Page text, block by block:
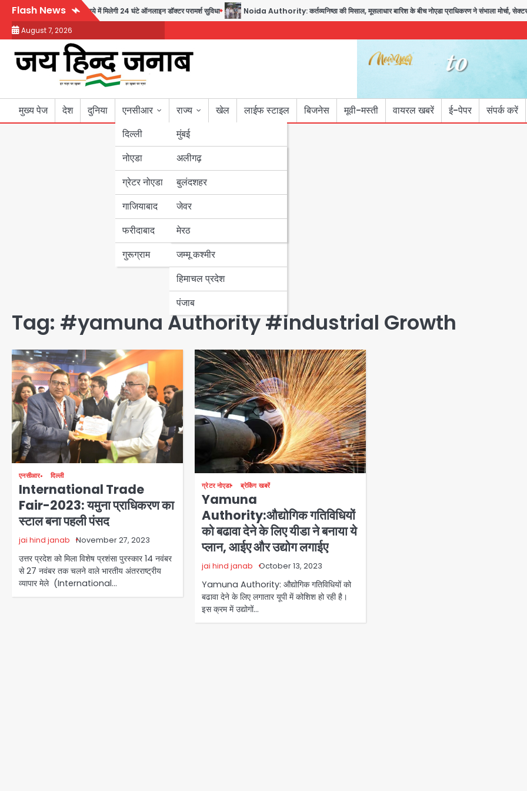
Skip
content
Flash News
पहल, अब सिर्फ 30 रुपये में मिलेगी 24 घंटे ऑनलाइन डॉक्टर परामर्श सुविधा Noida Authority: कर्तव्यनिष्ठा की मिसाल, मूसलाधार बारिश के बीच नोएडा प्राधिकरण ने संभाला मोर्चा, सेक्टर
August 7, 2026
मुख्य पेज देश दुनिया
एनसीआर
दिल्ली
नोएडा
ग्रेटर नोएडा
गाजियाबाद
फरीदाबाद
गुरूग्राम
राज्य
मुंबई
उत्तर प्रदेश
अलीगढ़
बुलंदशहर
जेवर
मेरठ
बिहार
पंजाब
हरियाणा
जम्मू कश्मीर
हिमाचल प्रदेश
पंजाब
खेल लाईफ स्टाइल बिजनेस मूवी-मस्ती वायरल खबरें ई-पेपर संपर्क करें
Tag: #yamuna Authority #industrial Growth
एनसीआर दिल्ली
International Trade
Fair-2023: यमुना प्राधिकरण का
स्टाल बना पहली पंसद
jai hind janab November 27, 2023
उत्तर प्रदेश को मिला विशेष प्रशंसा पुरस्कार 14 नवंबर
से 27 नवंबर तक चलने वाले भारतीय अंतरराष्ट्रीय
व्यापार मेले (International…
ग्रेटर नोएडा ब्रेकिंग खबरें
Yamuna
Authority:औद्योगिक गतिविधियों
को बढावा देने के लिए यीडा ने बनाया ये
प्लान, आईए और उद्योग लगाईए
jai hind janab October 13, 2023
Yamuna Authority: औद्योगिक गतिविधियों को
बढावा देने के लिए लगातार यूपी में कोशिश हो रही है।
इस क्रम में उद्योगों…